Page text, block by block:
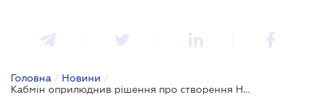
Головна / Новини /
Кабмін оприлюднив рішення про створення Національної вугільної компанії